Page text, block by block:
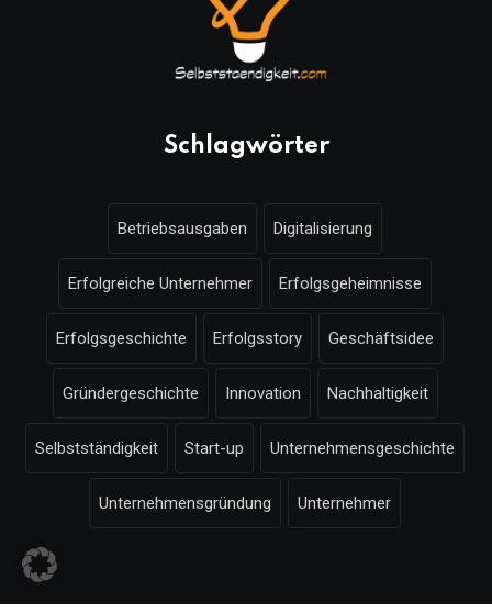
Schlagwörter
Betriebsausgaben Digitalisierung
Erfolgreiche Unternehmer Erfolgsgeheimnisse
Erfolgsgeschichte Erfolgsstory Geschäftsidee
Gründergeschichte Innovation Nachhaltigkeit
Selbstständigkeit Start-up Unternehmensgeschichte
Unternehmensgründung Unternehmer